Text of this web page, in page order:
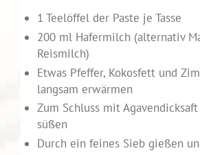
1 Teelöffel der Paste je Tasse
200 ml Hafermilch (alternativ
Reismilch)
Etwas Pfeffer, Kokosfett und
langsam erwärmen
Zum Schluss mit
süßen
Durch ein feines Sieb gießen